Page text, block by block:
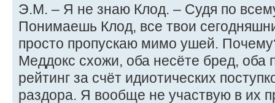
Э.М. – Я не знаю Клод. – Судя по
Понимаешь Клод, все твои
просто пропускаю мимо ушей.
Меддокс схожи, оба несёте бред, оба
рейтинг за счёт идиотических
раздора. Я вообще не участвую в их